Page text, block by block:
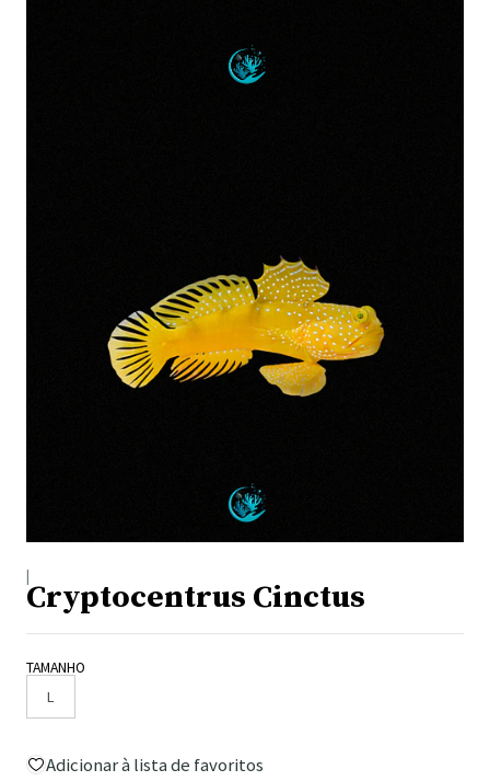
|
Cryptocentrus Cinctus
TAMANHO
L
Adicionar à lista de favoritos